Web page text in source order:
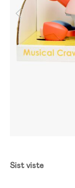
Sist viste